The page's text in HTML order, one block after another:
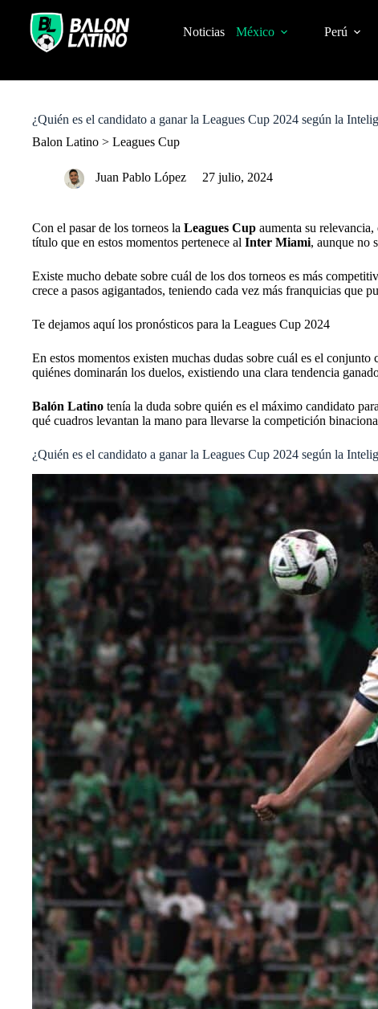
o
Noticias México Perú
¿Quién es el candidato a ganar la Leagues Cup 2024 según la
Balon Latino > Leagues Cup
Juan Pablo López 27 julio, 2024
Con el pasar de los torneos la Leagues Cup aumenta su
título que en estos momentos pertenece al Inter Miami, aunque no
Existe mucho debate sobre cuál de los dos torneos es más
crece a pasos agigantados, teniendo cada vez más franquicias que
Te dejamos aquí los pronósticos para la Leagues Cup 2024
En estos momentos existen muchas dudas sobre cuál es el
quiénes dominarán los duelos, existiendo una clara tendencia
Balón Latino tenía la duda sobre quién es el máximo candidato
qué cuadros levantan la mano para llevarse la competición
¿Quién es el candidato a ganar la Leagues Cup 2024 según la